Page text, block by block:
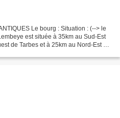
Le bourg : Situation : (--> le
est située à 35km au Sud-Est
de Tarbes et à 25km au Nord-Est de